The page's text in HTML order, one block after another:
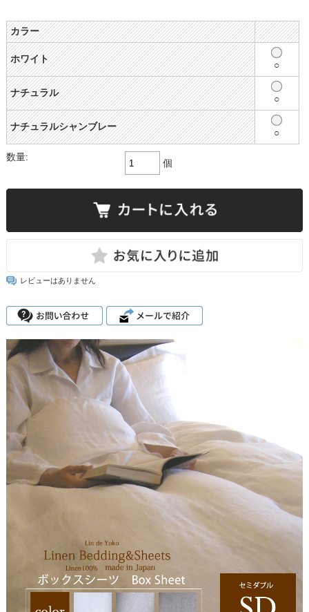
カラー
ホワイト
○
ナチュラル
○
ナチュラルシャンブレー
○
数量:
個
レビューはありません